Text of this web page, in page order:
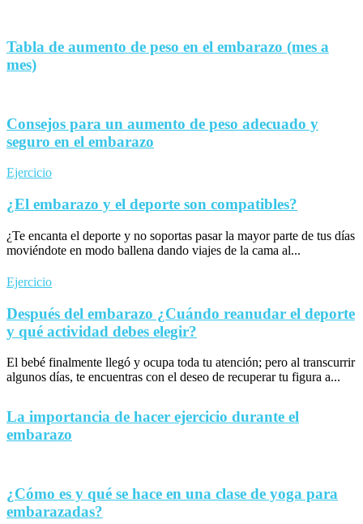
Tabla de aumento de peso en el embarazo (mes a
mes)
Consejos para un aumento de peso adecuado y
seguro en el embarazo
Ejercicio
¿El embarazo y el deporte son compatibles?
¿Te encanta el deporte y no soportas pasar la mayor parte de tus días
moviéndote en modo ballena dando viajes de la cama al...
Ejercicio
Después del embarazo ¿Cuándo reanudar el deporte
y qué actividad debes elegir?
El bebé finalmente llegó y ocupa toda tu atención; pero al transcurrir
algunos días, te encuentras con el deseo de recuperar tu figura a...
La importancia de hacer ejercicio durante el
embarazo
¿Cómo es y qué se hace en una clase de yoga para
embarazadas?